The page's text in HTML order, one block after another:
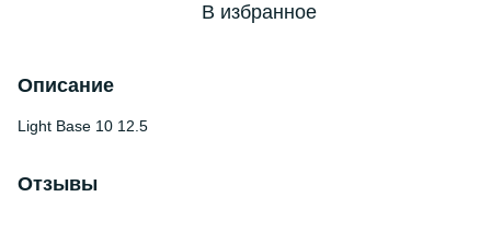
В избранное
Описание
Light Base 10 12.5
Отзывы